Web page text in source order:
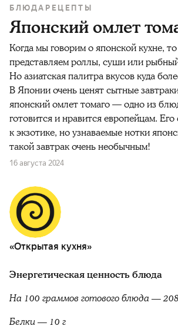
БЛЮДА РЕЦЕПТЫ
Японский омлет
Когда мы говорим о японской кухне,
представляем роллы, суши или
Но азиатская палитра вкусов куда
В Японии очень ценят сытные
японский омлет томаго — одно из
готовится и нравится европейцам.
к экзотике, но узнаваемые нотки
такой завтрак очень необычным!
16 августа 2024
«Открытая кухня»
Энергетическая ценность блюда
На 100 граммов готового блюда —
Белки — 10 г